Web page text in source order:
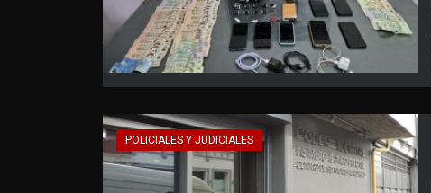
POLICIALES Y JUDICIALES